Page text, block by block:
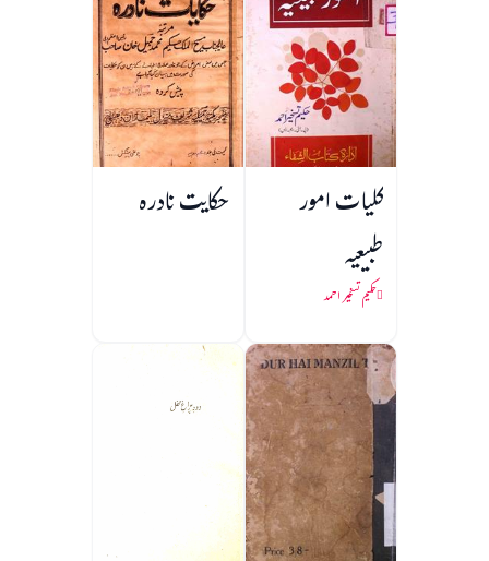
کلیات امور
طبیعیہ
حکیم تسخیر احمد
حکایت نادرہ